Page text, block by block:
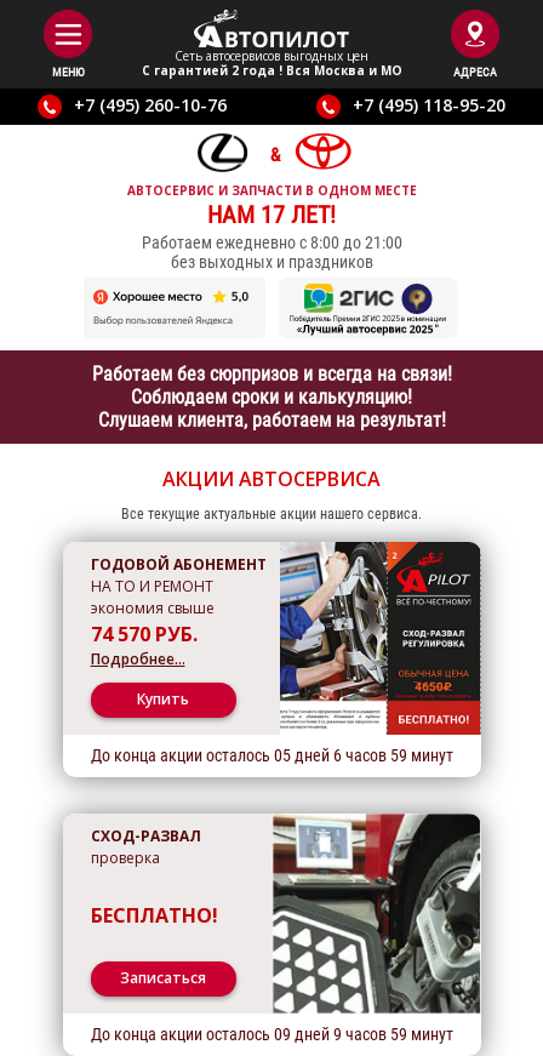
МЕНЮ
Сеть автосервисов выгодныx цен
С гарантией 2 года ! Вся Москва и МО
АДРЕСА
+7 (495) 260-10-76 +7 (495) 118-95-20
АВТОСЕРВИС И ЗАПЧАСТИ В ОДНОМ МЕСТЕ
НАМ 17 ЛЕТ!
Работаем ежедневно с 8:00 до 21:00
без выходных и праздников
Работаем без сюрпризов и всегда на связи!
Соблюдаем сроки и калькуляцию!
Слушаем клиента, работаем на результат!
АКЦИИ АВТОСЕРВИСА
Все текущие актуальные акции нашего сервиса.
ГОДОВОЙ АБОНЕМЕНТ
НА ТО И РЕМОНТ
экономия свыше
74 570 РУБ.
Подробнее…
Купить
До конца акции осталось 05дней 6часов 59 минут
СХОД-РАЗВАЛ
проверка
БЕСПЛАТНО!
Записаться
До конца акции осталось 09 дней9 часов 59 минут